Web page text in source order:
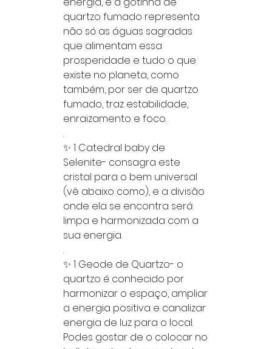
quartzo fumado representa
não só as águas sagradas
que alimentam essa
prosperidade e tudo o que
existe no planeta, como
também, por ser de quartzo
fumado, traz estabilidade,
enraizamento e foco.
.
✨ 1 Catedral baby de
Selenite- consagra este
cristal para o bem universal
(vê abaixo como), e a divisão
onde ela se encontra será
limpa e harmonizada com a
sua energia.
.
✨ 1 Geode de Quartzo- o
quartzo é conhecido por
harmonizar o espaço, ampliar
a energia positiva e canalizar
energia de luz para o local.
Podes gostar de o colocar no